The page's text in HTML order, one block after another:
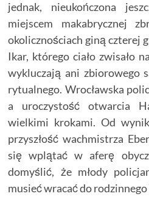
jednak, nieukończona
miejscem makabrycznej
okolicznościach giną czterej
Ikar, którego ciało zwisało
wykluczają ani zbiorowego
rytualnego. Wrocławska
a uroczystość otwarcia
wielkimi krokami. Od
przyszłość wachmistrza
się wplątać w aferę
domyślić, że młody
musieć wracać do rodzinnego